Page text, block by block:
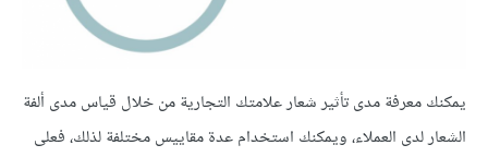
يمكنك معرفة مدى تأثير شعار علامتك التجارية من خلال قياس مدى ألفة
الشعار لدى العملاء، ويمكنك استخدام عدة مقاييس مختلفة لذلك، فعلى